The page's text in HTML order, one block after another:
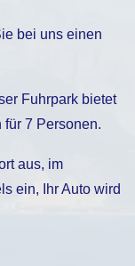
7 Personen.
aus, im
ein, Ihr Auto wird